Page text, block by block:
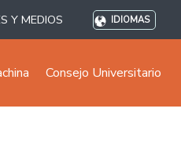
Y MEDIOS IDIOMAS
Consejo Universitario